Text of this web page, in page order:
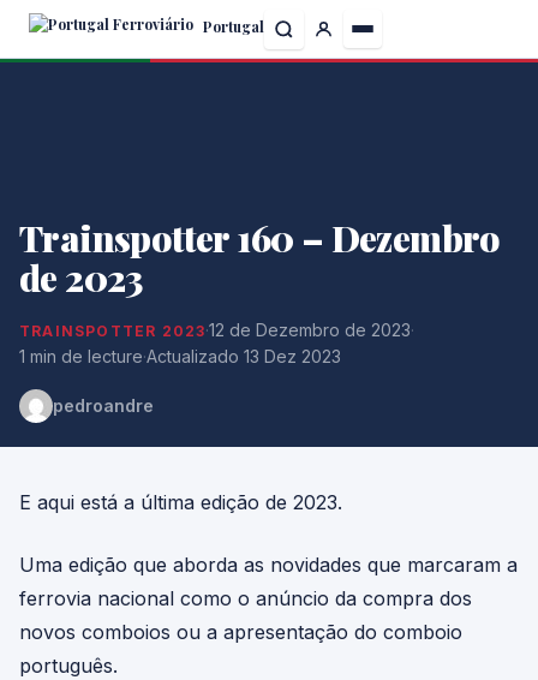
Skip
Portugal
Trainspotter 160 – Dezembro
de 2023
TRAINSPOTTER 2023·12 de Dezembro de 2023·
1 min de lecture·Actualizado 13 Dez 2023
pedroandre
E aqui está a última edição de 2023.
Uma edição que aborda as novidades que marcaram a
ferrovia nacional como o anúncio da compra dos
novos comboios ou a apresentação do comboio
português.